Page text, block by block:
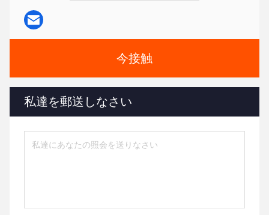
今接触
私達を郵送しなさい